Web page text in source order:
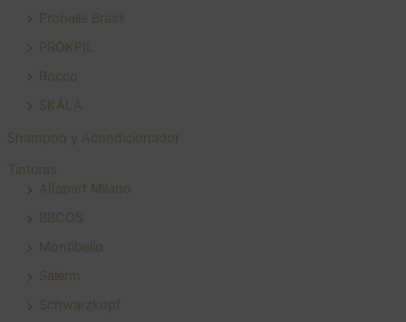
Probelle Brasil
PROKPIL
Rocco
SKALA
Shampoo y Acondicionador
Tinturas
Alfaparf Milano
BBCOS
Montibello
Salerm
Schwarzkopf